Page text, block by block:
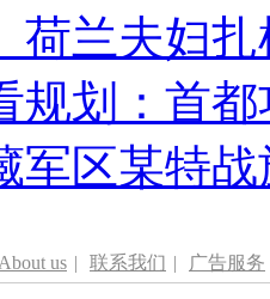
荷兰夫妇
规划：首
军区某特
About us | 联系我们 | 广告服务